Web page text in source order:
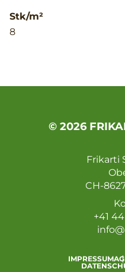
Stk/m²
8
© 2026
Frikarti
CH-
+41
IMPRESSUM